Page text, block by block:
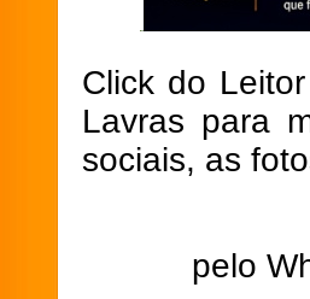
Click do
Lavras para
sociais, as
pelo